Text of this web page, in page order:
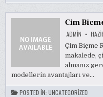
Cim
ADMIN
Çim Biçme
makalede,
almanız
modellerin avantajları ve…
POSTED IN:UNCATEGORIZED